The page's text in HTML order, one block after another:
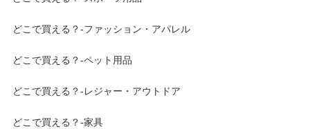
どこで買える？-ファッション・アパレル
どこで買える？-ペット用品
どこで買える？-レジャー・アウトドア
どこで買える？-家具